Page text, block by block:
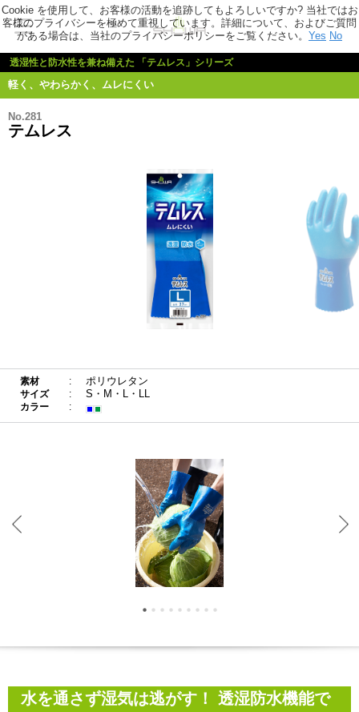
透湿性と防水性を兼ね備えた 「テムレス」シリーズ
軽く、やわらかく、ムレにくい
No.281
テムレス
素材 ポリウレタン
サイズ S・M・L・LL
カラー
水を通さず湿気は逃がす！ 透湿防水機能で
Cookie を使用して、お客様の活動を追跡してもよろしいですか? 当社ではお
客様のプライバシーを極めて重視しています。詳細について、およびご質問
がある場合は、当社のプライバシーポリシーをご覧ください。 Yes No